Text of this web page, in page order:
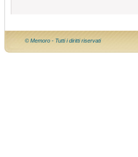
© Memoro - Tutti i diritti riservati